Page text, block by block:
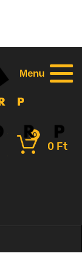
0 Ft
0
Menu